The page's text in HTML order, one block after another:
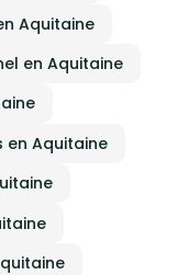
Aquitaine
en Aquitaine
en Aquitaine